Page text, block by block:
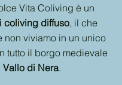
Vita Coliving è un
coliving diffuso, il che
non viviamo in un unico
tutto il borgo medievale
Vallo di Nera.